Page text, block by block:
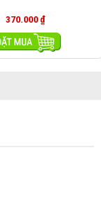
370.000₫
MUA HÀNG